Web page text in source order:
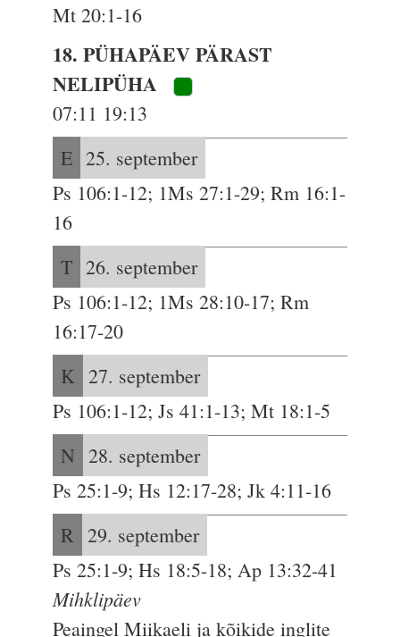
Mt 20:1-16
18. PÜHAPÄEV PÄRAST
NELIPÜHA
07:11 19:13
E 25. september
Ps 106:1-12; 1Ms 27:1-29; Rm 16:1-
16
T 26. september
Ps 106:1-12; 1Ms 28:10-17; Rm
16:17-20
K 27. september
Ps 106:1-12; Js 41:1-13; Mt 18:1-5
N 28. september
Ps 25:1-9; Hs 12:17-28; Jk 4:11-16
R
29. september
Ps 25:1-9; Hs 18:5-18; Ap 13:32-41
Mihklipäev
Peaingel Miikaeli ja kõikide inglite